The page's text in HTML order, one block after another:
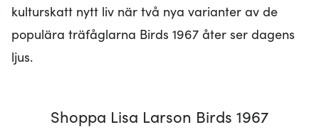
kulturskatt nytt liv när två nya varianter av de
populära träfåglarna Birds 1967 åter ser dagens
ljus.
Shoppa Lisa Larson Birds 1967